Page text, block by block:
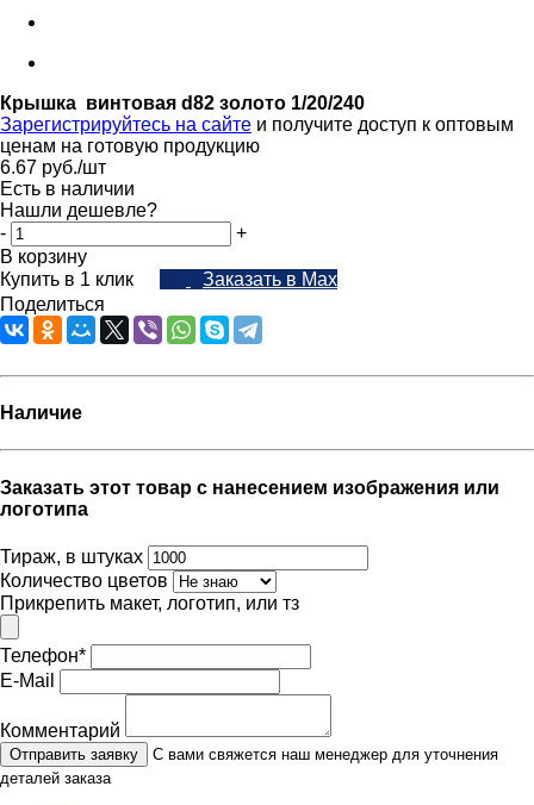
Крышка винтовая d82 золото 1/20/240
Зарегистрируйтесь на сайте и получите доступ к оптовым
ценам на готовую продукцию
6.67 руб./шт
Есть в наличии
Нашли дешевле?
-
+
В корзину
Купить в 1 клик
Заказать в Max
Поделиться
Наличие
Заказать этот товар с нанесением изображения или
логотипа
Тираж, в штуках
Количество цветов
Прикрепить макет, логотип, или тз
Телефон*
E-Mail
Комментарий
Отправить заявку
С вами свяжется наш менеджер для уточнения
деталей заказа